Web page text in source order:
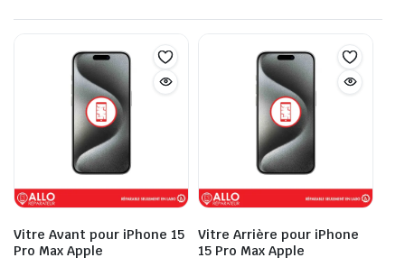
Vitre Avant pour iPhone 15
Pro Max Apple
Vitre Arrière pour iPhone
15 Pro Max Apple